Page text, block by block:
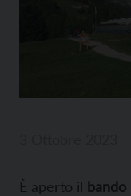
È aperto il bando